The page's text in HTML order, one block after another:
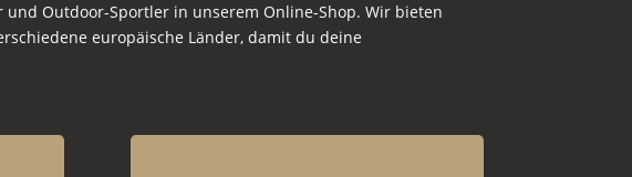
und Outdoor-Sportler in unserem Online-Shop. Wir bieten
europäische Länder, damit du deine